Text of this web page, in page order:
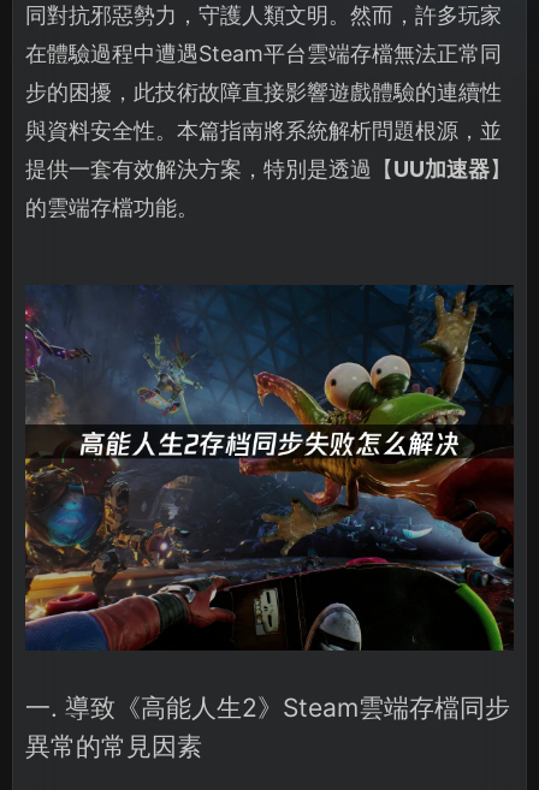
同對抗邪惡勢力，守護人類文明。然而，許多玩家
在體驗過程中遭遇Steam平台雲端存檔無法正常同
步的困擾，此技術故障直接影響遊戲體驗的連續性
與資料安全性。本篇指南將系統解析問題根源，並
提供一套有效解決方案，特別是透過【UU加速器】
的雲端存檔功能。
一. 導致《高能人生2》Steam雲端存檔同步
異常的常見因素